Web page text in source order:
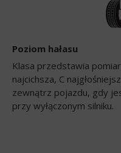
Poziom hałasu
Klasa przedstawia
najcichsza, C
zewnątrz pojazdu, gdy
przy wyłączonym silniku.